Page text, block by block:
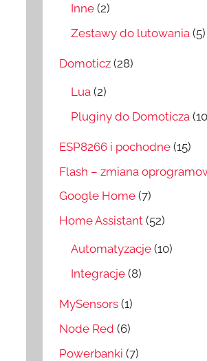
Inne (2)
Zestawy do lutowania (5)
Domoticz (28)
Lua (2)
Pluginy do Domoticza
ESP8266 i pochodne (15)
Flash – zmiana
Google Home (7)
Home Assistant (52)
Automatyzacje (10)
Integracje (8)
MySensors (1)
Node Red (6)
Powerbanki (7)